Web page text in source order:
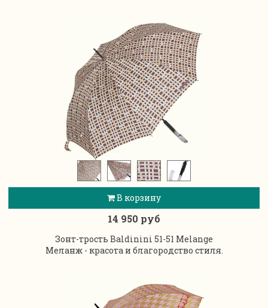
В корзину
14 950 руб
Зонт-трость Baldinini 51-51 Melange
Меланж - красота и благородство стиля.